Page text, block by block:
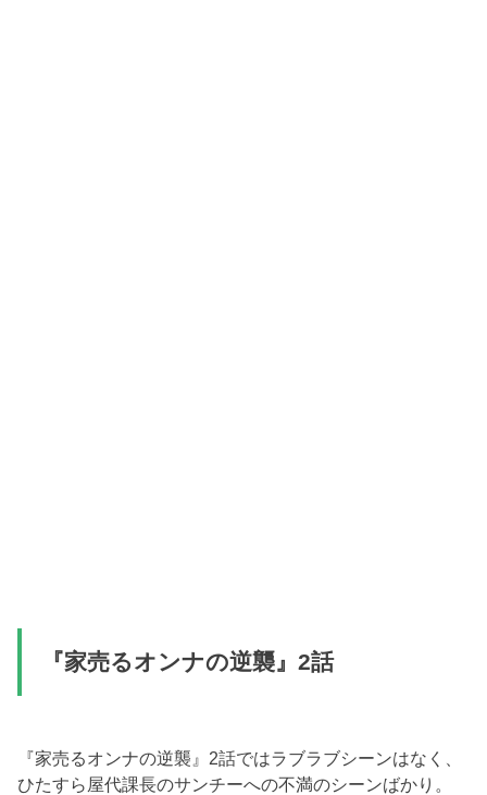
『家売るオンナの逆襲』2話
『家売るオンナの逆襲』2話ではラブラブシーンはなく、
ひたすら屋代課長のサンチーへの不満のシーンばかり。